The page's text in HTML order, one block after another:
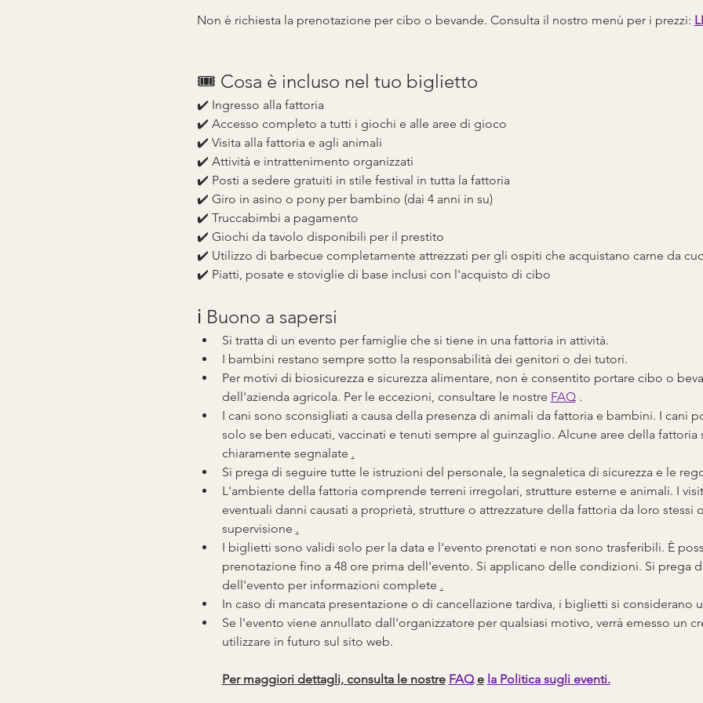
Non è richiesta la prenotazione per cibo o bevande. Consulta il nostro menù per i prezzi:
🎟️ Cosa è incluso nel tuo biglietto
✔️ Ingresso alla fattoria
✔️ Accesso completo a tutti i giochi e alle aree di gioco
✔️ Visita alla fattoria e agli animali
✔️ Attività e intrattenimento organizzati
✔️ Posti a sedere gratuiti in stile festival in tutta la fattoria
✔️ Giro in asino o pony per bambino (dai 4 anni in su)
✔️ Truccabimbi a pagamento
✔️ Giochi da tavolo disponibili per il prestito
✔️ Utilizzo di barbecue completamente attrezzati per gli ospiti che acquistano carne da
✔️ Piatti, posate e stoviglie di base inclusi con l'acquisto di cibo
ℹ️ Buono a sapersi
Si tratta di un evento per famiglie che si tiene in una fattoria in attività.
I bambini restano sempre sotto la responsabilità dei genitori o dei tutori.
Per motivi di biosicurezza e sicurezza alimentare, non è consentito portare cibo o
dell'azienda agricola. Per le eccezioni, consultare le nostre FAQ .
I cani sono sconsigliati a causa della presenza di animali da fattoria e bambini. I cani
solo se ben educati, vaccinati e tenuti sempre al guinzaglio. Alcune aree della fattoria
chiaramente segnalate .
Si prega di seguire tutte le istruzioni del personale, la segnaletica di sicurezza e le
L'ambiente della fattoria comprende terreni irregolari, strutture esterne e animali. I
eventuali danni causati a proprietà, strutture o attrezzature della fattoria da loro stessi
supervisione .
I biglietti sono validi solo per la data e l'evento prenotati e non sono trasferibili. È
prenotazione fino a 48 ore prima dell'evento. Si applicano delle condizioni. Si prega
dell'evento per informazioni complete .
In caso di mancata presentazione o di cancellazione tardiva, i biglietti si considerano
Se l'evento viene annullato dall'organizzatore per qualsiasi motivo, verrà emesso un
utilizzare in futuro sul sito web.
Per maggiori dettagli, consulta le nostre FAQ e la Politica sugli eventi.